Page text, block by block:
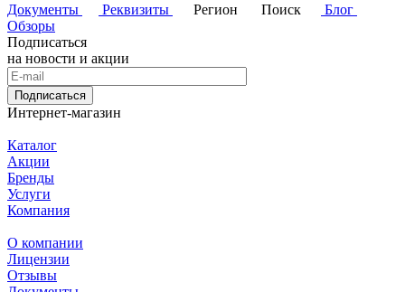
Документы
Реквизиты Регион Поиск
Блог
Обзоры
Подписаться
на новости и акции
Подписаться
Интернет-магазин
Каталог
Акции
Бренды
Услуги
Компания
О компании
Лицензии
Отзывы